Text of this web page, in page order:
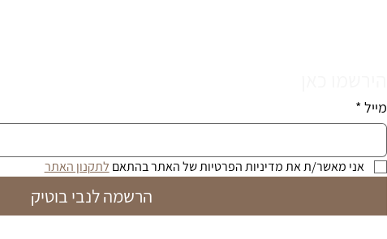
מייל *
אני מאשר/ת את מדיניות הפרטיות של האתר בהתאם לתקנון האתר
הרשמה לנבי בוטיק